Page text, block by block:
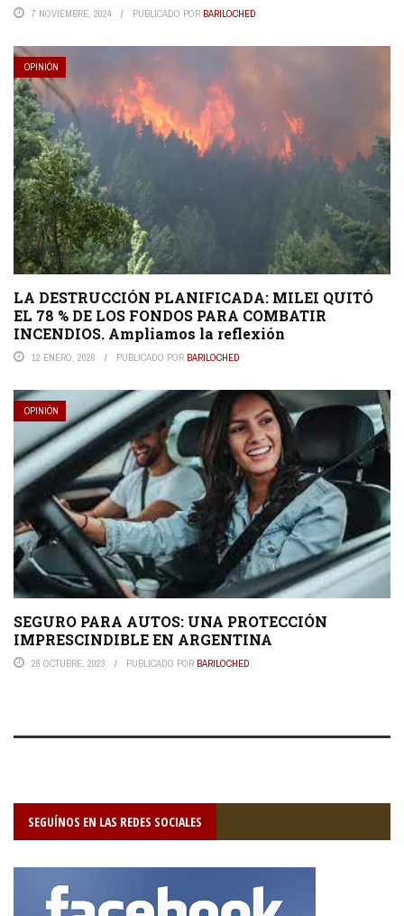
7 NOVIEMBRE, 2024 PUBLICADO POR BARILOCHED
OPINIÓN
LA DESTRUCCIÓN PLANIFICADA: MILEI QUITÓ
EL 78 % DE LOS FONDOS PARA COMBATIR
INCENDIOS. Ampliamos la reflexión
12 ENERO, 2026 PUBLICADO POR BARILOCHED
OPINIÓN
SEGURO PARA AUTOS: UNA PROTECCIÓN
IMPRESCINDIBLE EN ARGENTINA
28 OCTUBRE, 2023 PUBLICADO POR BARILOCHED
SEGUÍNOS EN LAS REDES SOCIALES